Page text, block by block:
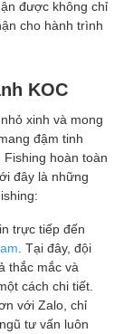
được không chỉ
cho hành trình
KOC
xinh và mong
đậm tinh
hoàn toàn
đây là những
trực tiếp đến
. Tại đây, đội
thắc mắc và
cách chi tiết.
với Zalo, chỉ
tư vấn luôn